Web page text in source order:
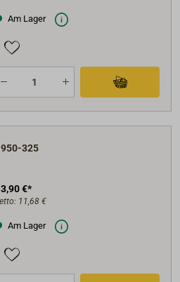
Am Lager
325
€*
11,68 €
Am Lager